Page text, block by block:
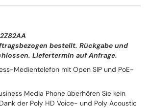
bestellt. Rückgabe und
Liefertermin auf Anfrage.
Medientelefon mit Open SIP und PoE-
Media Phone überhören Sie kein
der Poly HD Voice- und Poly Acoustic